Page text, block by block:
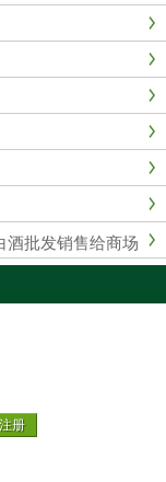
酒批发销售给商场